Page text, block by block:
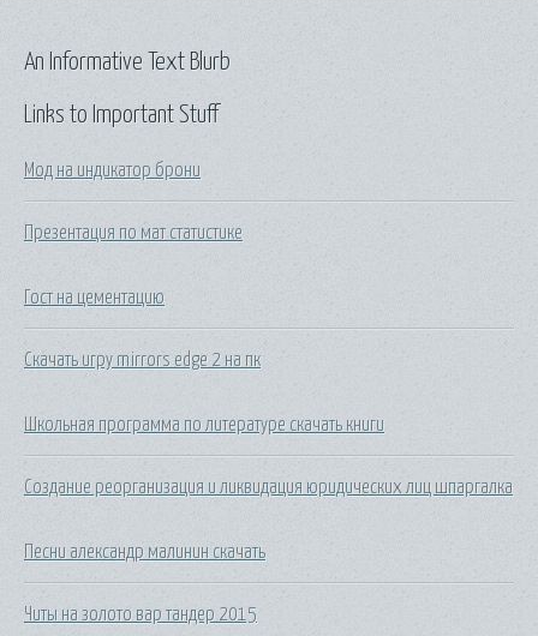
Links to Important Stuff
Мод на индикатор брони
Презентация по мат статистике
Гост на цементацию
Скачать игру mirrors edge 2 на пк
Школьная программа по литературе скачать книги
Создание реорганизация и ликвидация юридических лиц шпаргалка
Песни александр малинин скачать
Читы на золото вар тандер 2015
An Informative Text Blurb